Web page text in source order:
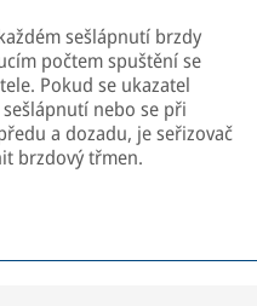
sešlápnutí brzdy
počtem spuštění se
Pokud se ukazatel
nebo se při
a dozadu, je seřizovač
brzdový třmen.